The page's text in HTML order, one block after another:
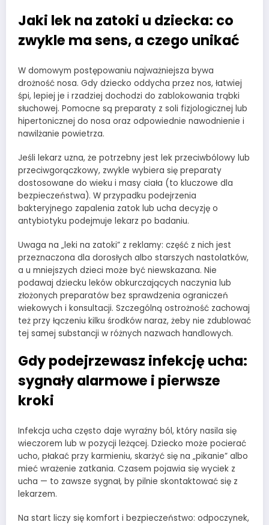
Jaki lek na zatoki u dziecka: co
zwykle ma sens, a czego unikać
W domowym postępowaniu najważniejsza bywa
drożność nosa. Gdy dziecko oddycha przez nos, łatwiej
śpi, lepiej je i rzadziej dochodzi do zablokowania trąbki
słuchowej. Pomocne są preparaty z soli fizjologicznej lub
hipertonicznej do nosa oraz odpowiednie nawodnienie i
nawilżanie powietrza.
Jeśli lekarz uzna, że potrzebny jest lek przeciwbólowy lub
przeciwgorączkowy, zwykle wybiera się preparaty
dostosowane do wieku i masy ciała (to kluczowe dla
bezpieczeństwa). W przypadku podejrzenia
bakteryjnego zapalenia zatok lub ucha decyzję o
antybiotyku podejmuje lekarz po badaniu.
Uwaga na „leki na zatoki” z reklamy: część z nich jest
przeznaczona dla dorosłych albo starszych nastolatków,
a u mniejszych dzieci może być niewskazana. Nie
podawaj dziecku leków obkurczających naczynia lub
złożonych preparatów bez sprawdzenia ograniczeń
wiekowych i konsultacji. Szczególną ostrożność zachowaj
też przy łączeniu kilku środków naraz, żeby nie zdublować
tej samej substancji w różnych nazwach handlowych.
Gdy podejrzewasz infekcję ucha:
sygnały alarmowe i pierwsze
kroki
Infekcja ucha często daje wyraźny ból, który nasila się
wieczorem lub w pozycji leżącej. Dziecko może pocierać
ucho, płakać przy karmieniu, skarżyć się na „pikanie” albo
mieć wrażenie zatkania. Czasem pojawia się wyciek z
ucha — to zawsze sygnał, by pilnie skontaktować się z
lekarzem.
Na start liczy się komfort i bezpieczeństwo: odpoczynek,